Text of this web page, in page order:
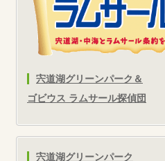
宍道湖グリーンパーク＆
ゴビウス ラムサール探偵団
宍道湖グリーンパーク